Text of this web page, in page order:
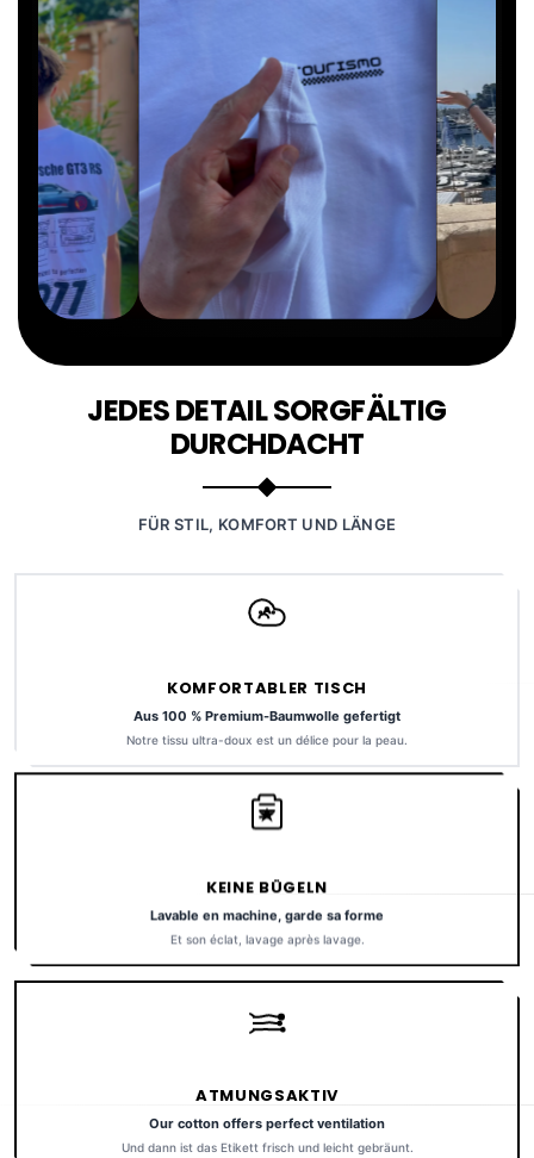
JEDES DETAIL SORGFÄLTIG
DURCHDACHT
FÜR STIL, KOMFORT UND LÄNGE
KOMFORTABLER TISCH
Aus 100 % Premium-Baumwolle gefertigt
KEINE BÜGELN
Lavable en machine, garde sa forme
Et son éclat, lavage après lavage.
ATMUNGSAKTIV
Our cotton offers perfect ventilation
Und dann ist das Etikett frisch und leicht gebräunt.